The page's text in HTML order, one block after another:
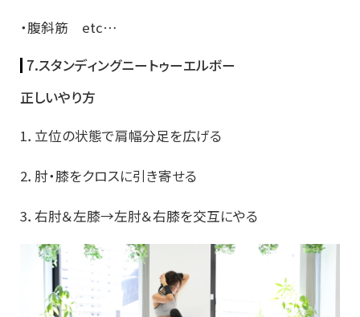
・腹斜筋 etc…
7.スタンディングニートゥーエルボー
正しいやり方
1．立位の状態で肩幅分足を広げる
2．肘・膝をクロスに引き寄せる
3．右肘＆左膝→左肘＆右膝を交互にやる